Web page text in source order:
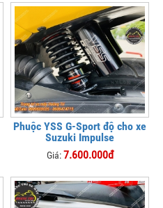
Phuộc YSS G-Sport độ cho xe
Suzuki Impulse
Giá:7.600.000đ